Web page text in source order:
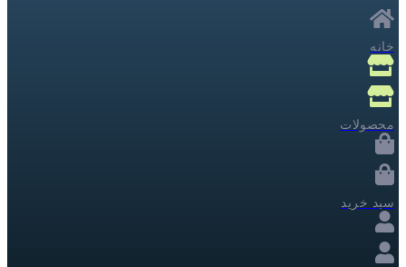
خانه
محصولات
سبد خرید